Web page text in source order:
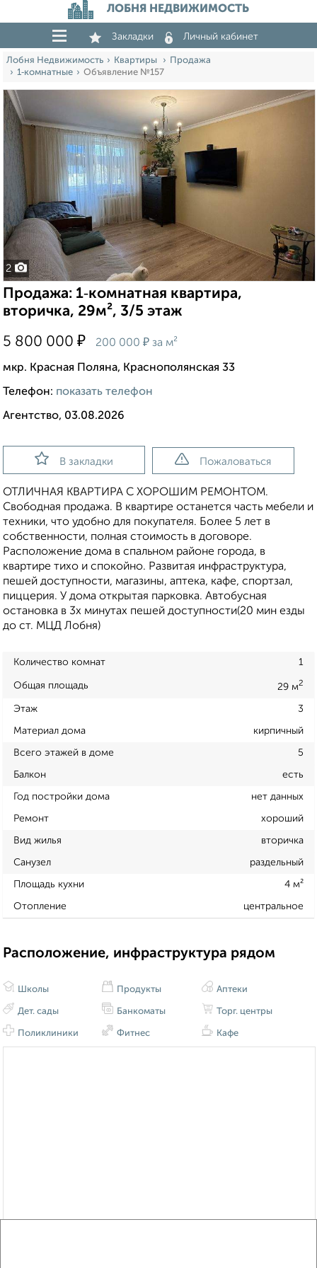
ЛОБНЯ НЕДВИЖИМОСТЬ
Закладки Личный кабинет
Лобня Недвижимость Квартиры
Продажа
1‑комнатные
Объявление №157
2
Продажа: 1‑комнатная квартира,
вторичка, 29м², 3/5 этаж
5 800 000 ₽ 200 000 ₽ за м²
мкр. Красная Поляна, Краснополянская 33
Телефон: показать телефон
Агентство, 03.08.2026
В закладки Пожаловаться
ОТЛИЧНАЯ КВАРТИРА С ХОРОШИМ РЕМОНТОМ.
Свободная продажа. В квартире останется часть мебели и
техники, что удобно для покупателя. Более 5 лет в
собственности, полная стоимость в договоре.
Расположение дома в спальном районе города, в
квартире тихо и спокойно. Развитая инфраструктура,
пешей доступности, магазины, аптека, кафе, спортзал,
пиццерия. У дома открытая парковка. Автобусная
остановка в 3х минутах пешей доступности(20 мин езды
до ст. МЦД Лобня)
Количество комнат 1
Общая площадь 29 м2
Этаж 3
Материал дома кирпичный
Всего этажей в доме 5
Балкон есть
Год постройки дома нет данных
Ремонт хороший
Вид жилья вторичка
Санузел раздельный
Площадь кухни 4 м²
Отопление центральное
Расположение, инфраструктура рядом
Школы
Дет. сады
Поликлиники
Продукты
Банкоматы
Фитнес
Аптеки
Торг. центры
Кафе